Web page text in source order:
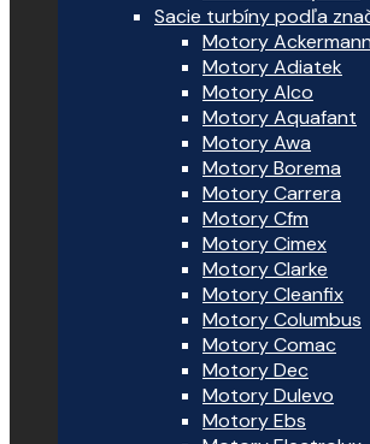
Sacie turbíny podľa
Motory
Motory Adiatek
Motory Alco
Motory Aquafant
Motory Awa
Motory Borema
Motory Carrera
Motory Cfm
Motory Cimex
Motory Clarke
Motory Cleanfix
Motory Columbus
Motory Comac
Motory Dec
Motory Dulevo
Motory Ebs